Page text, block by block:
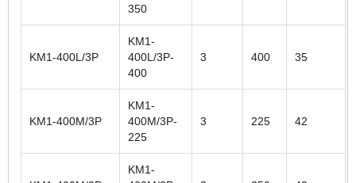
350
KM1-400L/3P
KM1-
400L/3P-
400
3 400 35
KM1-400M/3P
KM1-
400M/3P-
225
3 225 42
KM1-